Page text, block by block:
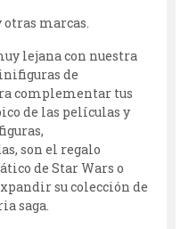
otras marcas.
lejana con nuestra
de
complementar tus
de las películas y
son el regalo
de Star Wars o
su colección de
saga.